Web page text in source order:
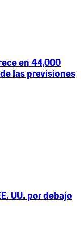
en 44,000
las previsiones
UU. por debajo